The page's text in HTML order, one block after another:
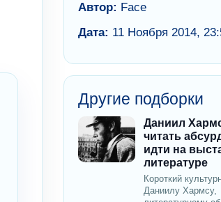
Автор: Face
Дата: 11 Ноября 2014,
Другие подборки
Даниил
читать
идти на
литературе
Короткий
Даниилу Хармсу,